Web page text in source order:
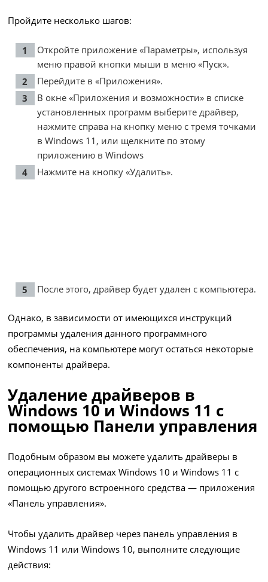
Пройдите несколько шагов:
Откройте приложение «Параметры», используя
меню правой кнопки мыши в меню «Пуск».
Перейдите в «Приложения».
В окне «Приложения и возможности» в списке
установленных программ выберите драйвер,
нажмите справа на кнопку меню с тремя точками
в Windows 11, или щелкните по этому
приложению в Windows
Нажмите на кнопку «Удалить».
После этого, драйвер будет удален с компьютера.
Однако, в зависимости от имеющихся инструкций
программы удаления данного программного
обеспечения, на компьютере могут остаться некоторые
компоненты драйвера.
Удаление драйверов в
Windows 10 и Windows 11 с
помощью Панели управления
Подобным образом вы можете удалить драйверы в
операционных системах Windows 10 и Windows 11 с
помощью другого встроенного средства — приложения
«Панель управления».
Чтобы удалить драйвер через панель управления в
Windows 11 или Windows 10, выполните следующие
действия: